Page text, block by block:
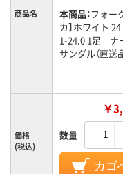
商品名 本商品：フォー
カ】ホワイト
1-24.0 1足 ナ
サンダル（直送
価格
(税込)
￥
数量
カゴ